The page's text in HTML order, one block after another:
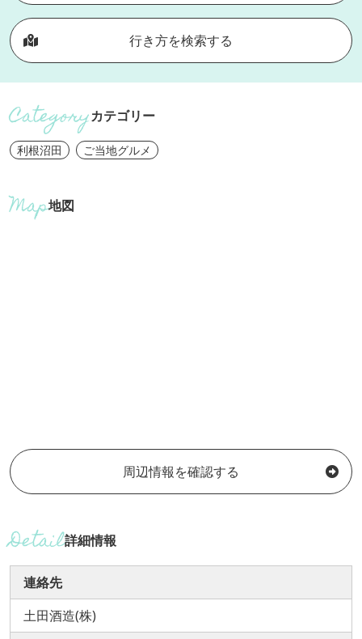
行き方を検索する
カテゴリー
利根沼田 ご当地グルメ
地図
周辺情報を確認する
詳細情報
連絡先
土田酒造(株)